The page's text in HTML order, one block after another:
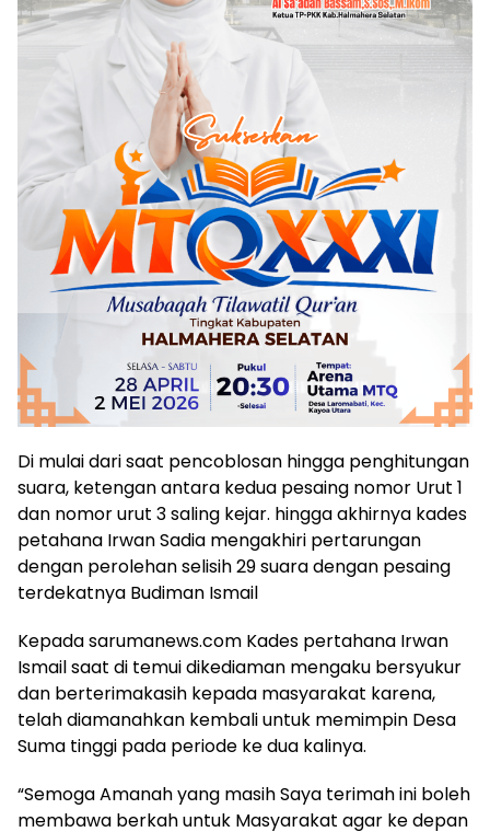
Di mulai dari saat pencoblosan hingga penghitungan
suara, ketengan antara kedua pesaing nomor Urut 1
dan nomor urut 3 saling kejar. hingga akhirnya kades
petahana Irwan Sadia mengakhiri pertarungan
dengan perolehan selisih 29 suara dengan pesaing
terdekatnya Budiman Ismail
Kepada sarumanews.com Kades pertahana Irwan
Ismail saat di temui dikediaman mengaku bersyukur
dan berterimakasih kepada masyarakat karena,
telah diamanahkan kembali untuk memimpin Desa
Suma tinggi pada periode ke dua kalinya.
“Semoga Amanah yang masih Saya terimah ini boleh
membawa berkah untuk Masyarakat agar ke depan